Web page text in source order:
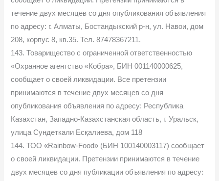
течение двух месяцев со дня опубликования объявления
по адресу: г. Алматы, Бостандыкский р-н, ул. Навои, дом
208, корпус 8, кв.35. Тел. 87478367211.
143. Товарищество с ограниченной ответственностью
«Охранное агентство «Кобра», БИН 001140000625,
сообщает о своей ликвидации. Все претензии
принимаются в течение двух месяцев со дня
опубликования объявления по адресу: Республика
Казахстан, Западно-Казахстанская область, г. Уральск,
улица Сундеткали Есқалиева, дом 118
144. ТОО «Rainbow-Food» (БИН 100140003117) сообщает
о своей ликвидации. Претензии принимаются в течение
двух месяцев со дня публикации объявления по адресу: